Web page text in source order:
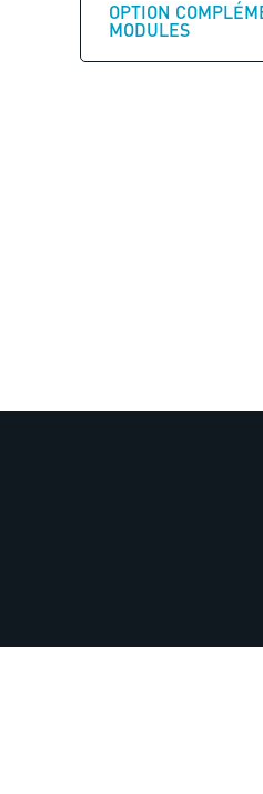
OPTION
MODULES